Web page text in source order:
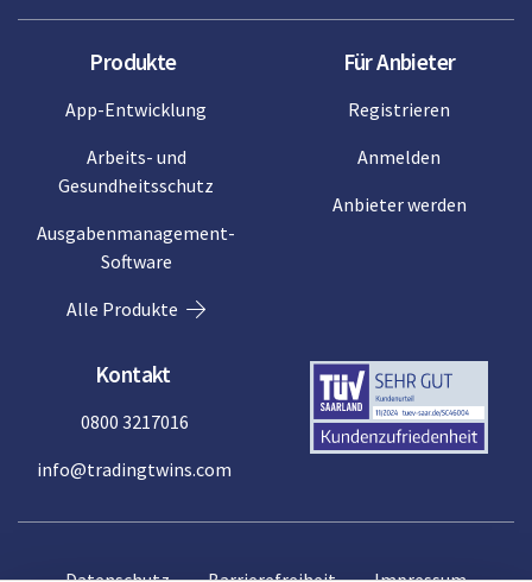
Produkte
App-Entwicklung
Arbeits- und
Gesundheitsschutz
Ausgabenmanagement-
Software
Alle Produkte
Für Anbieter
Registrieren
Anmelden
Anbieter werden
Kontakt
0800 3217016
info@tradingtwins.com